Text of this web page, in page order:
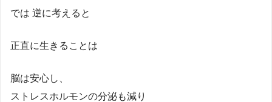
では 逆に考えると
正直に生きることは
脳は安心し、
ストレスホルモンの分泌も減り